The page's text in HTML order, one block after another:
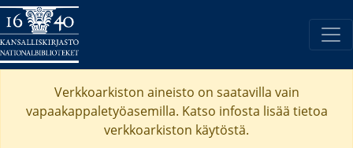
Verkkoarkiston aineisto on saatavilla vain
vapaakappaletyöasemilla. Katso infosta lisää tietoa
verkkoarkiston käytöstä.